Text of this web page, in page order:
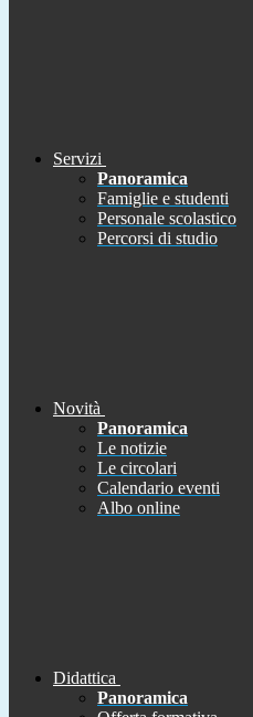
Servizi
Panoramica
Famiglie e studenti
Personale scolastico
Percorsi di studio
Novità
Panoramica
Le notizie
Le circolari
Calendario eventi
Albo online
Didattica
Panoramica